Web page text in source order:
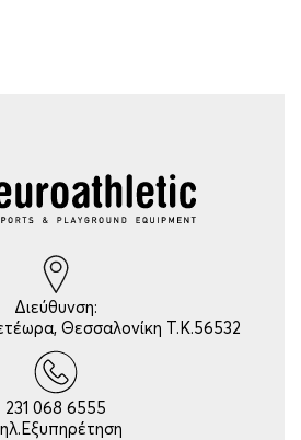
Διεύθυνση:
Θεσσαλονίκη Τ.Κ.56532
231 068 6555